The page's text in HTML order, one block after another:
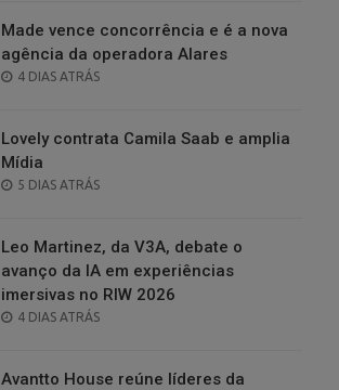
Made vence concorrência e é a nova
agência da operadora Alares
POSTED
4 DIAS ATRÁS
Lovely contrata Camila Saab e amplia
Mídia
POSTED
5 DIAS ATRÁS
Leo Martinez, da V3A, debate o
avanço da IA em experiências
imersivas no RIW 2026
POSTED
4 DIAS ATRÁS
Avantto House reúne líderes da